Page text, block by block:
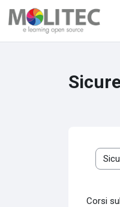
Vai al contenuto principale
Corsi